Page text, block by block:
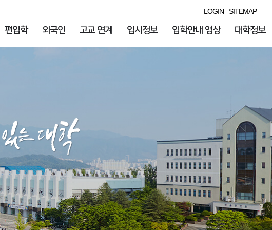
LOGIN SITEMAP
편입학 외국인 고교 연계 입시정보 입학안내 영상 대학정보